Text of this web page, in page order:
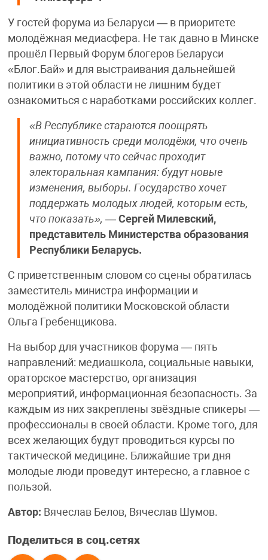
У гостей форума из Беларуси — в приоритете
молодёжная медиасфера. Не так давно в Минске
прошёл Первый Форум блогеров Беларуси
«Блог.Бай» и для выстраивания дальнейшей
политики в этой области не лишним будет
ознакомиться с наработками российских коллег.
«В Республике стараются поощрять
инициативность среди молодёжи, что очень
важно, потому что сейчас проходит
электоральная кампания: будут новые
изменения, выборы. Государство хочет
поддержать молодых людей, которым есть,
что показать», — Сергей Милевский,
представитель Министерства образования
Республики Беларусь.
С приветственным словом со сцены обратилась
заместитель министра информации и
молодёжной политики Московской области
Ольга Гребенщикова.
На выбор для участников форума — пять
направлений: медиашкола, социальные навыки,
ораторское мастерство, организация
мероприятий, информационная безопасность. За
каждым из них закреплены звёздные спикеры —
профессионалы в своей области. Кроме того, для
всех желающих будут проводиться курсы по
тактической медицине. Ближайшие три дня
молодые люди проведут интересно, а главное с
пользой.
Автор: Вячеслав Белов, Вячеслав Шумов.
Поделиться в соц.сетях